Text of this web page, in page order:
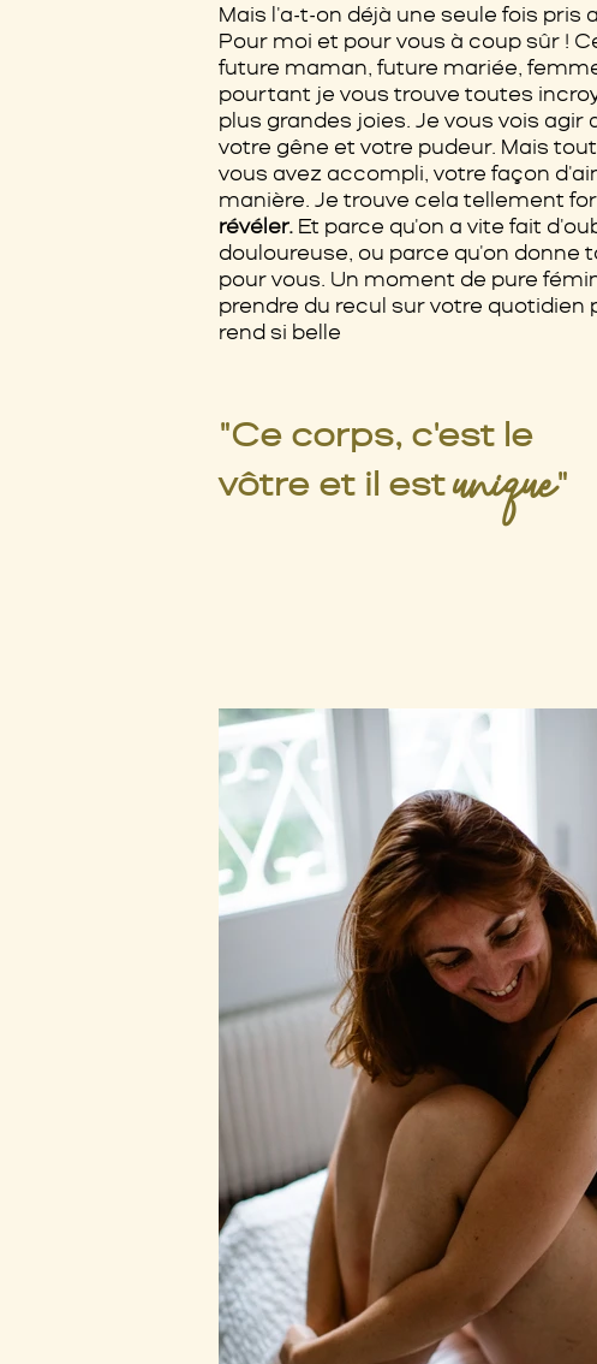
Mais l'a-t-on déjà une seule fois
Pour moi et pour vous à coup sûr !
future maman, future mariée,
pourtant je vous trouve toutes
plus grandes joies. Je vous vois
votre gêne et votre pudeur. Mais
vous avez accompli, votre façon
manière. Je trouve cela tellement
révéler. Et parce qu'on a vite fait
douloureuse, ou parce qu'on donne
pour vous. Un moment de pure
prendre du recul sur votre quotidien
rend si belle
"Ce corps, c'est le
vôtre et il estunique"